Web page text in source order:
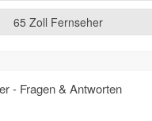
65 Zoll Fernseher
- Fragen & Antworten